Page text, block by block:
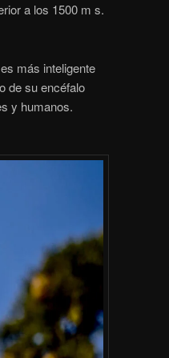
a los 1500 m s.
más inteligente
de su encéfalo
y humanos.